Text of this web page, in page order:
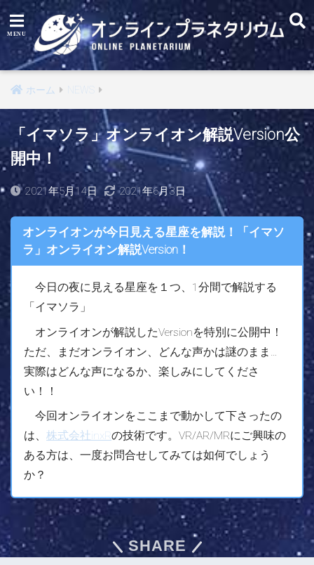
ホーム NEWS
「イマソラ」オンライオン解説Version公
開中！
2021年5月14日 2021年6月3日
オンライオンが今日見える星座を解説！「イマソ
ラ」オンライオン解説Version！
今日の夜に見える星座を１つ、1分間で解説する
「イマソラ」
オンライオンが解説したVersionを特別に公開中！
ただ、まだオンライオン、どんな声かは謎のまま…
実際はどんな声になるか、楽しみにしてくださ
い！！
今回オンライオンをここまで動かして下さったの
は、株式会社inxRの技術です。VR/AR/MRにご興味の
ある方は、一度お問合せしてみては如何でしょう
か？
SHARE